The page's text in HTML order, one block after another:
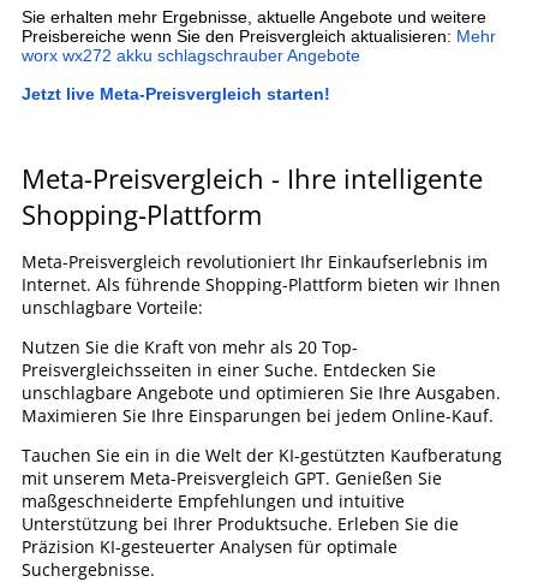
Sie erhalten mehr Ergebnisse, aktuelle Angebote und weitere
Preisbereiche wenn Sie den Preisvergleich aktualisieren: Mehr
worx wx272 akku schlagschrauber Angebote
Jetzt live Meta-Preisvergleich starten!
Meta-Preisvergleich - Ihre intelligente
Shopping-Plattform
Meta-Preisvergleich revolutioniert Ihr Einkaufserlebnis im
Internet. Als führende Shopping-Plattform bieten wir Ihnen
unschlagbare Vorteile:
Nutzen Sie die Kraft von mehr als 20 Top-
Preisvergleichsseiten in einer Suche. Entdecken Sie
unschlagbare Angebote und optimieren Sie Ihre Ausgaben.
Maximieren Sie Ihre Einsparungen bei jedem Online-Kauf.
Tauchen Sie ein in die Welt der KI-gestützten Kaufberatung
mit unserem Meta-Preisvergleich GPT. Genießen Sie
maßgeschneiderte Empfehlungen und intuitive
Unterstützung bei Ihrer Produktsuche. Erleben Sie die
Präzision KI-gesteuerter Analysen für optimale
Suchergebnisse.